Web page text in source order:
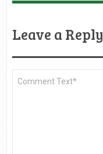
Leave a Reply